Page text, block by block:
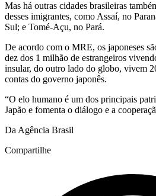
Mas há outras cidades brasileiras
desses imigrantes, como Assaí, no
Sul; e Tomé-Açu, no Pará.
De acordo com o MRE, os japoneses
dez dos 1 milhão de estrangeiros
insular, do outro lado do globo, vivem
contas do governo japonês.
“O elo humano é um dos principais
Japão e fomenta o diálogo e a
Da Agência Brasil
Compartilhe